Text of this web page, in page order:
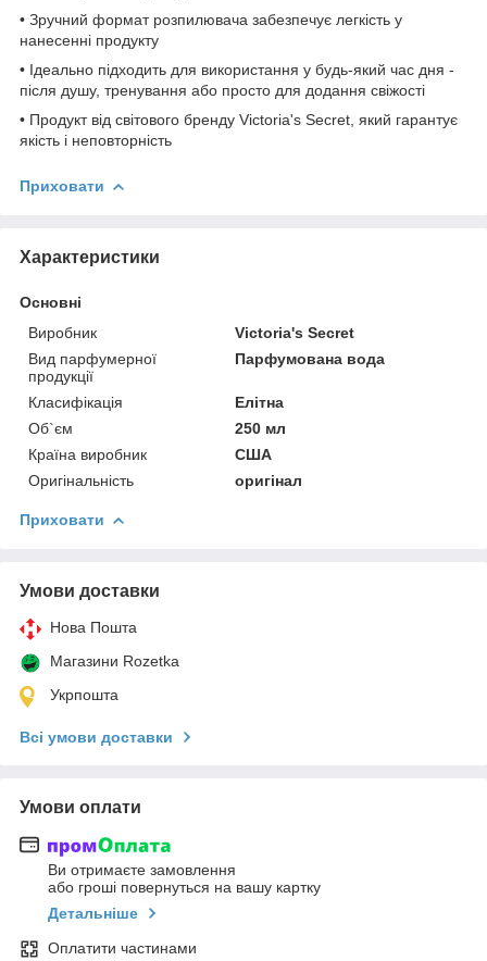
• Зручний формат розпилювача забезпечує легкість у
нанесенні продукту
• Ідеально підходить для використання у будь-який час дня -
після душу, тренування або просто для додання свіжості
• Продукт від світового бренду Victoria's Secret, який гарантує
якість і неповторність
Приховати
Характеристики
Основні
Виробник
Victoria's Secret
Вид парфумерної
продукції
Парфумована вода
Класифікація
Елітна
Об`єм
250 мл
Країна виробник
США
Оригінальність
оригінал
Приховати
Умови доставки
Нова Пошта
Магазини Rozetka
Укрпошта
Всі умови доставки
Умови оплати
Ви отримаєте замовлення
або гроші повернуться на вашу картку
Детальніше
Оплатити частинами